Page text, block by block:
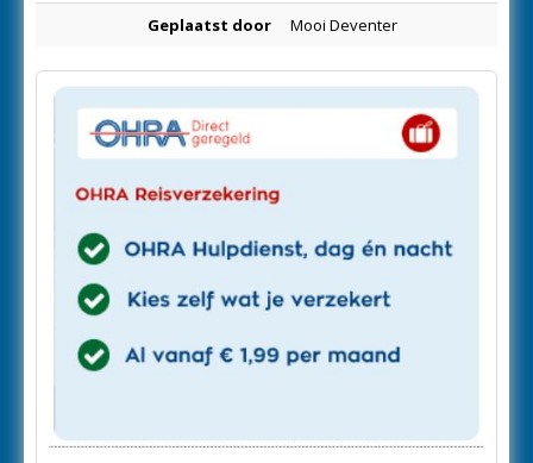
Geplaatst door Mooi Deventer